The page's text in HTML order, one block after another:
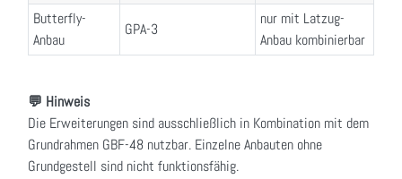
Butterfly-
Anbau
GPA-3
nur mit Latzug-
Anbau kombinierbar
💬 Hinweis
Die Erweiterungen sind ausschließlich in Kombination mit dem
Grundrahmen GBF-48 nutzbar. Einzelne Anbauten ohne
Grundgestell sind nicht funktionsfähig.